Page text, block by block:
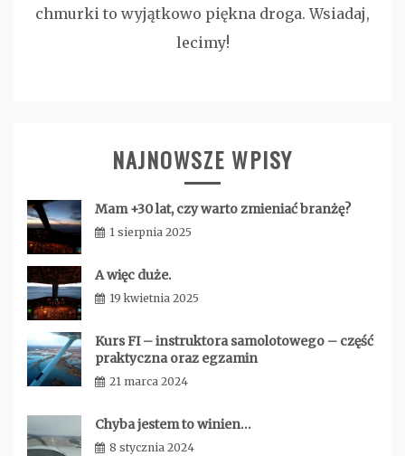
chmurki to wyjątkowo piękna droga. Wsiadaj,
lecimy!
NAJNOWSZE WPISY
Mam +30 lat, czy warto zmieniać branżę?
1 sierpnia 2025
A więc duże.
19 kwietnia 2025
Kurs FI – instruktora samolotowego – część
praktyczna oraz egzamin
21 marca 2024
Chyba jestem to winien…
8 stycznia 2024